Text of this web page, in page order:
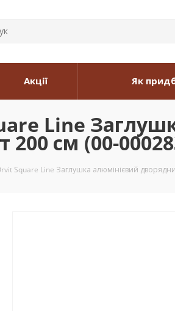
Акції Як
Line
см (00-
Square Line Заглушка алюмінієвий